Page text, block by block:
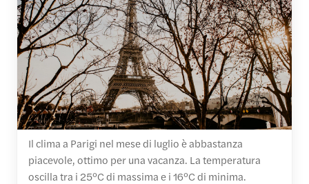
Il clima a Parigi nel mese di luglio è abbastanza
piacevole, ottimo per una vacanza. La temperatura
oscilla tra i 25°C di massima e i 16°C di minima.